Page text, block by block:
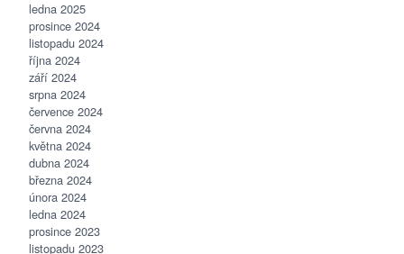
ledna 2025
prosince 2024
listopadu 2024
října 2024
září 2024
srpna 2024
července 2024
června 2024
května 2024
dubna 2024
března 2024
února 2024
ledna 2024
prosince 2023
listopadu 2023